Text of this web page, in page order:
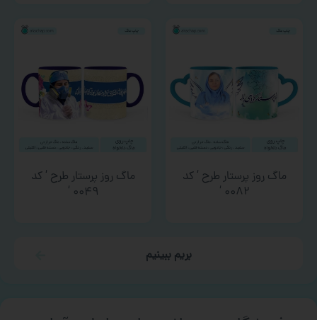
ماگ روز پرستار طرح ‘ کد
۰۰۸۲ ‘
ماگ روز پرستار طرح ‘ کد
۰۰۴۹ ‘
بریم ببینیم